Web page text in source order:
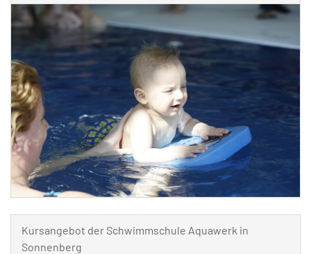
Kursangebot der Schwimmschule Aquawerk in
Sonnenberg